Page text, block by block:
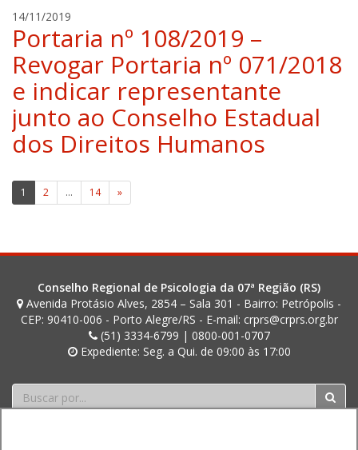
l
e
r
14/11/2019
a
f
a
e
l
h
i
g
e
Portaria nº 108/2019 –
Revogar Portaria nº 071/2018
e indicar representante
junto ao Conselho Estadual
dos Direitos Humanos
Paginação
posts
1 2 … 14 »
Conselho Regional de Psicologia da 07ª Região (RS)
Avenida Protásio Alves, 2854 – Sala 301 - Bairro: Petrópolis -
CEP: 90410-006 - Porto Alegre/RS - E-mail: crprs@crprs.org.br
(51) 3334-6799 | 0800-001-0707
Expediente: Seg. a Qui. de 09:00 às 17:00
Buscar